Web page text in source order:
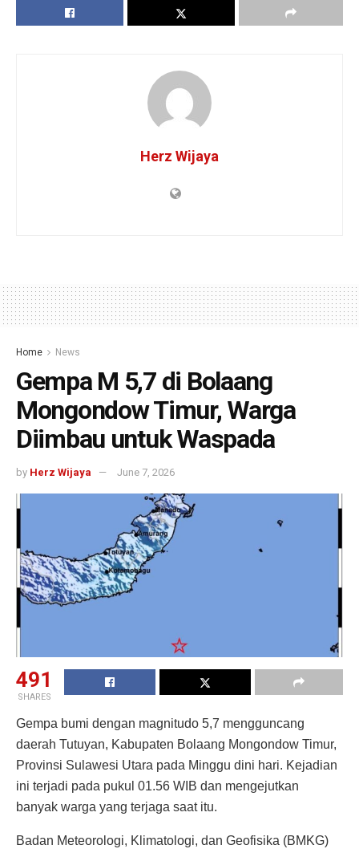
Herz Wijaya
Home News
Gempa M 5,7 di Bolaang
Mongondow Timur, Warga
Diimbau untuk Waspada
by Herz Wijaya June 7, 2026
491
SHARES
Gempa bumi dengan magnitudo 5,7 mengguncang
daerah Tutuyan, Kabupaten Bolaang Mongondow Timur,
Provinsi Sulawesi Utara pada Minggu dini hari. Kejadian
ini terjadi pada pukul 01.56 WIB dan mengejutkan
banyak warga yang terjaga saat itu.
Badan Meteorologi, Klimatologi, dan Geofisika (BMKG)